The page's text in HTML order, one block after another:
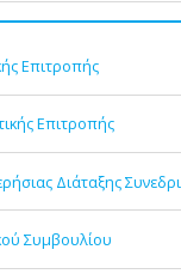
Επιτροπής
Επιτροπής
Διάταξης
Συμβουλίου